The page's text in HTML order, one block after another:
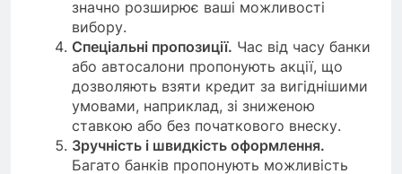
значно розширює ваші можливості
вибору.
Спеціальні пропозиції. Час від часу банки
або автосалони пропонують акції, що
дозволяють взяти кредит за вигіднішими
умовами, наприклад, зі зниженою
ставкою або без початкового внеску.
Зручність і швидкість оформлення.
Багато банків пропонують можливість